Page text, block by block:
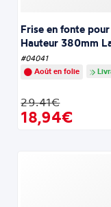
Frise en fonte
Hauteur 380mm
#04041
Août en folie
29.41€
18,94€